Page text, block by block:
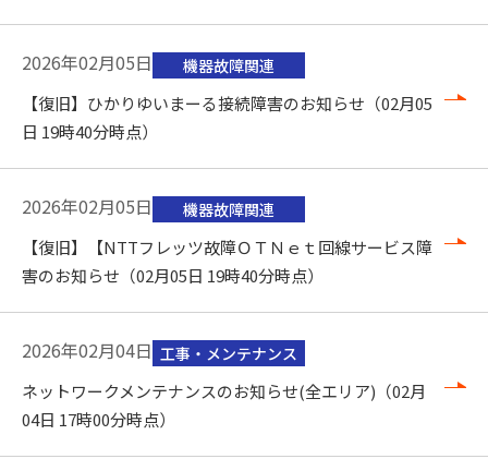
2026年02月05日 機器故障関連
【復旧】ひかりゆいまーる接続障害のお知らせ（02月05
日 19時40分時点）
2026年02月05日 機器故障関連
【復旧】【NTTフレッツ故障ＯＴＮｅｔ回線サービス障
害のお知らせ（02月05日 19時40分時点）
2026年02月04日 工事・メンテナンス
ネットワークメンテナンスのお知らせ(全エリア)（02月
04日 17時00分時点）